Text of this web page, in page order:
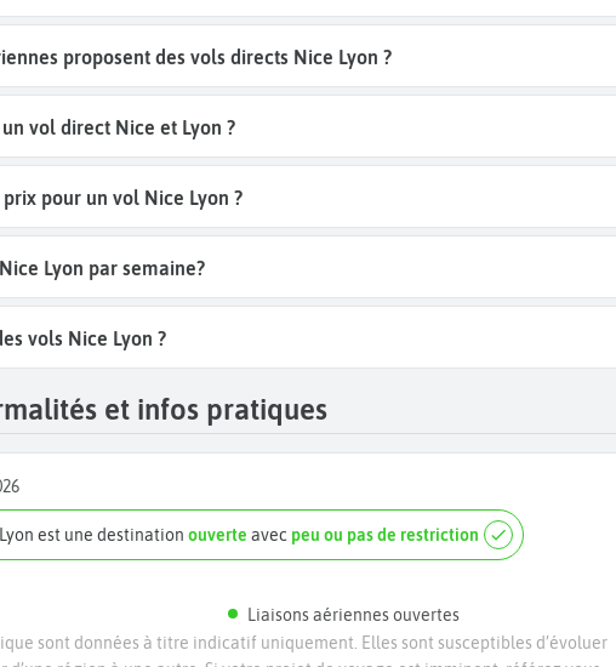
proposent des vols directs Nice Lyon ?
vol direct Nice et Lyon ?
pour un vol Nice Lyon ?
Lyon par semaine?
vols Nice Lyon ?
et infos pratiques
Lyon est une destination ouverte avec peu ou pas de restriction
Liaisons aériennes ouvertes
sont données à titre indicatif uniquement. Elles sont susceptibles d’évoluer